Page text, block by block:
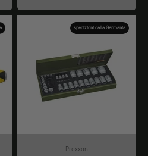
spedizioni dalla Germania
Proxxon